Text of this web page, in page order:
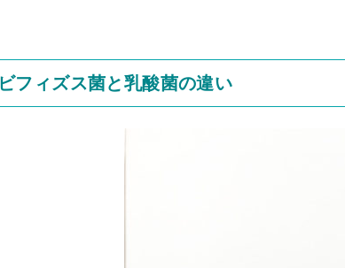
ビフィズス菌と乳酸菌の違い